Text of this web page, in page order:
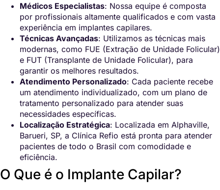
Médicos Especialistas: Nossa equipe é composta
por profissionais altamente qualificados e com vasta
experiência em implantes capilares.
Técnicas Avançadas: Utilizamos as técnicas mais
modernas, como FUE (Extração de Unidade Folicular)
e FUT (Transplante de Unidade Folicular), para
garantir os melhores resultados.
Atendimento Personalizado: Cada paciente recebe
um atendimento individualizado, com um plano de
tratamento personalizado para atender suas
necessidades específicas.
Localização Estratégica: Localizada em Alphaville,
Barueri, SP, a Clínica Refio está pronta para atender
pacientes de todo o Brasil com comodidade e
eficiência.
O Que é o Implante Capilar?